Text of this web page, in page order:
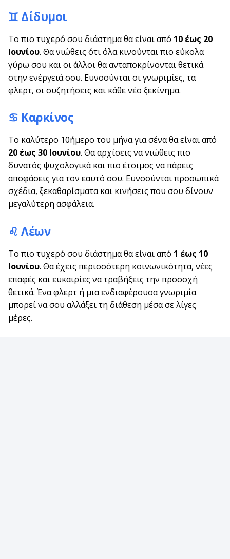
♊ Δίδυμοι
Το πιο τυχερό σου διάστημα θα είναι από 10 έως 20
Ιουνίου. Θα νιώθεις ότι όλα κινούνται πιο εύκολα
γύρω σου και οι άλλοι θα ανταποκρίνονται θετικά
στην ενέργειά σου. Ευνοούνται οι γνωριμίες, τα
φλερτ, οι συζητήσεις και κάθε νέο ξεκίνημα.
♋ Καρκίνος
Το καλύτερο 10ήμερο του μήνα για σένα θα είναι από
20 έως 30 Ιουνίου. Θα αρχίσεις να νιώθεις πιο
δυνατός ψυχολογικά και πιο έτοιμος να πάρεις
αποφάσεις για τον εαυτό σου. Ευνοούνται προσωπικά
σχέδια, ξεκαθαρίσματα και κινήσεις που σου δίνουν
μεγαλύτερη ασφάλεια.
♌ Λέων
Το πιο τυχερό σου διάστημα θα είναι από 1 έως 10
Ιουνίου. Θα έχεις περισσότερη κοινωνικότητα, νέες
επαφές και ευκαιρίες να τραβήξεις την προσοχή
θετικά. Ένα φλερτ ή μια ενδιαφέρουσα γνωριμία
μπορεί να σου αλλάξει τη διάθεση μέσα σε λίγες
μέρες.